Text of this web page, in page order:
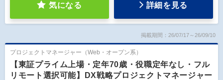
気になる 詳細を見る
掲載期間：26/07/17～26/09/10
プロジェクトマネージャー（Web・オープン系）
【東証プライム上場・定年70歳・役職定年なし・フル
リモート選択可能】DX戦略プロジェクトマネージャー